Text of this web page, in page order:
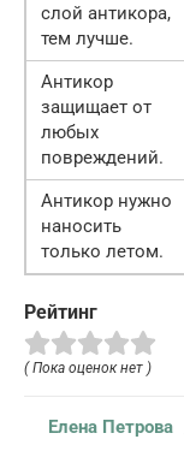
слой антикора,
тем лучше.
Антикор
защищает от
любых
повреждений.
Антикор нужно
наносить
только летом.
Рейтинг
( Пока оценок нет )
Елена Петрова